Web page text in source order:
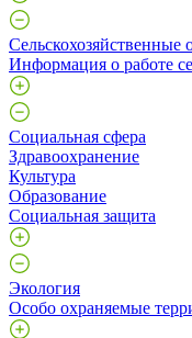
Сельскохозяйственные
Информация о работе
Социальная сфера
Здравоохранение
Культура
Образование
Социальная защита
Экология
Особо охраняемые